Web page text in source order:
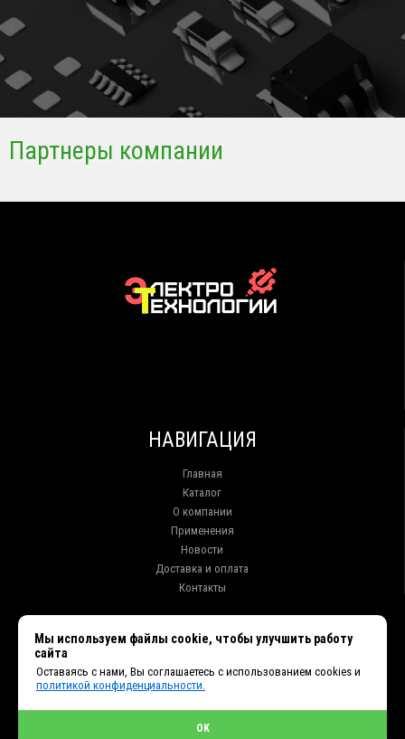
Партнеры компании
НАВИГАЦИЯ
Главная
Каталог
О компании
Применения
Новости
Доставка и оплата
Контакты
+7 (914) 010-76-83, 8 (3952) 93-27-93 - Отдел продаж
+7 (950) 075-85-99 - Техническая поддержка
et2@et38.ru - Отдел продаж
Мы используем файлы cookie, чтобы улучшить работу
сайта
Оставаясь с нами, Вы соглашаетесь с использованием cookies и
политикой конфиденциальности.
OK